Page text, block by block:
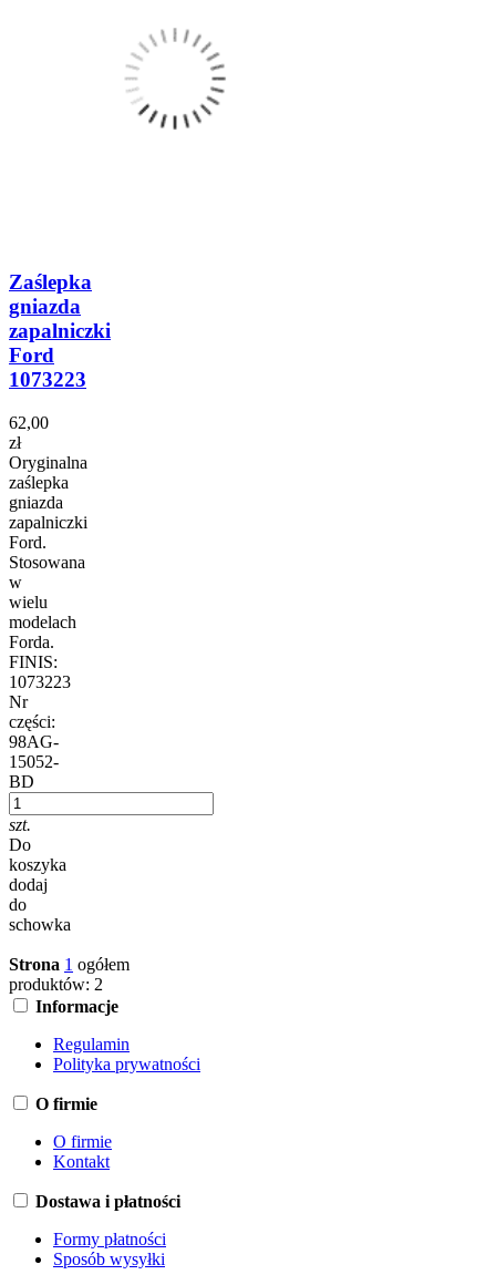
Zaślepka
gniazda
zapalniczki
Ford
1073223
62,00
zł
Oryginalna
zaślepka
gniazda
zapalniczki
Ford.
Stosowana
w
wielu
modelach
Forda.
FINIS:
1073223
Nr
części:
98AG-
15052-
BD
szt.
Do
koszyka
dodaj
do
schowka
Strona 1 ogółem
produktów: 2
Informacje
Regulamin
Polityka prywatności
O firmie
O firmie
Kontakt
Dostawa i płatności
Formy płatności
Sposób wysyłki